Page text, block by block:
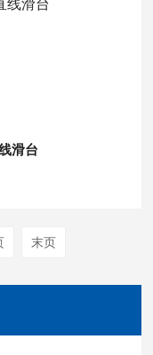
滑台
末页